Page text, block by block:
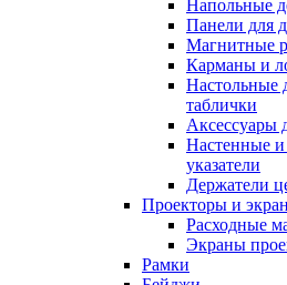
Напольные
Панели для
Магнитные
Карманы и
Настольные
таблички
Аксессуары
Настенные
указатели
Держатели
Проекторы и
Расходные
Экраны
Рамки